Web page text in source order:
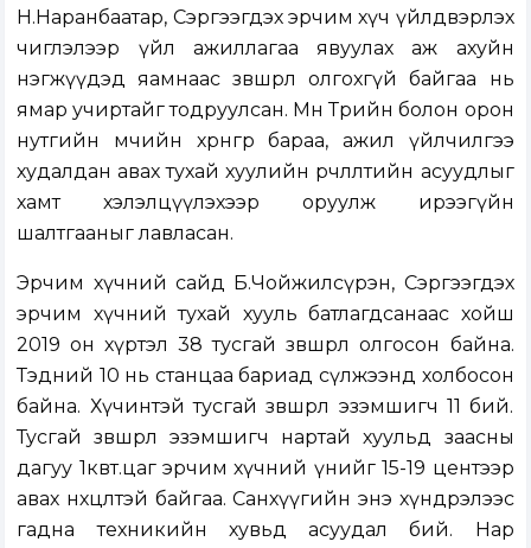
Н.Наранбаатар, Сэргээгдэх эрчим хүч үйлдвэрлэх
чиглэлээр үйл ажиллагаа явуулах аж ахуйн
нэгжүүдэд яамнаас зөвшөөрөл олгохгүй байгаа нь
ямар учиртайг тодруулсан. Мөн Төрийн болон орон
нутгийн өмчийн хөрөнгөөр бараа, ажил үйлчилгээ
худалдан авах тухай хуулийн өөрчлөлтийн асуудлыг
хамт хэлэлцүүлэхээр оруулж ирээгүйн
шалтгааныг лавласан.
Эрчим хүчний сайд Б.Чойжилсүрэн, Сэргээгдэх
эрчим хүчний тухай хууль батлагдсанаас хойш
2019 он хүртэл 38 тусгай зөвшөөрөл олгосон байна.
Тэдний 10 нь станцаа бариад сүлжээнд холбосон
байна. Хүчинтэй тусгай зөвшөөрөл эзэмшигч 11 бий.
Тусгай зөвшөөрөл эзэмшигч нартай хуульд заасны
дагуу 1квт.цаг эрчим хүчний үнийг 15-19 центээр
авах нөхцөлтэй байгаа. Санхүүгийн энэ хүндрэлээс
гадна техникийн хувьд асуудал бий. Нар